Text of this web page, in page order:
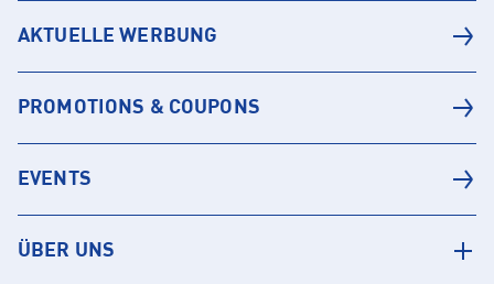
AKTUELLE WERBUNG
PROMOTIONS & COUPONS
EVENTS
ÜBER UNS